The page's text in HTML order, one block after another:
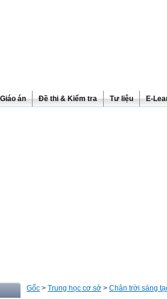
Giáo án Đề thi & Kiểm tra Tư liệu E-
Gốc > Trung học cơ sở > Chân trời sáng